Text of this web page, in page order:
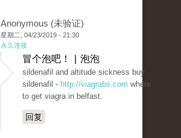
Anonymous (未验证)
星期二, 04/23/2019 - 21:30
永久连接
冒个泡吧！ | 泡泡
sildenafil and altitude sickness buy
sildenafil - http://viagrabs.com where
to get viagra in belfast.
回复